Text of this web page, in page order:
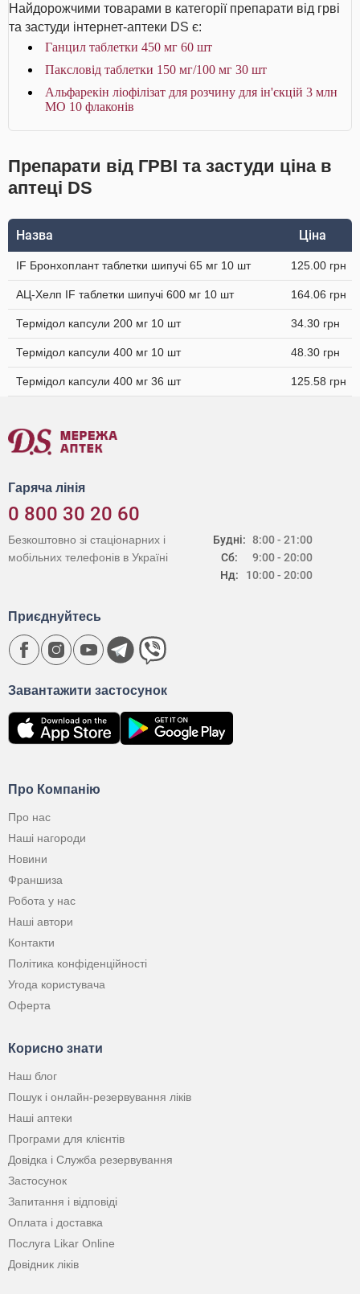
Найдорожчими товарами в категорії препарати від грві
та застуди інтернет-аптеки DS є:
Ганцил таблетки 450 мг 60 шт
Паксловід таблетки 150 мг/100 мг 30 шт
Альфарекін ліофілізат для розчину для ін'єкцій 3 млн
МО 10 флаконів
Препарати від ГРВІ та застуди ціна в
аптеці DS
Назва Ціна
IF Бронхоплант таблетки шипучі 65 мг 10 шт 125.00 грн
АЦ-Хелп IF таблетки шипучі 600 мг 10 шт 164.06 грн
Термідол капсули 200 мг 10 шт 34.30 грн
Термідол капсули 400 мг 10 шт 48.30 грн
Термідол капсули 400 мг 36 шт 125.58 грн
Гаряча лінія
0 800 30 20 60
Будні:
Сб:
Нд:
8:00 - 21:00
9:00 - 20:00
10:00 - 20:00
Безкоштовно зі стаціонарних і
мобільних телефонів в Україні
Про Компанію
Про нас
Наші нагороди
Новини
Франшиза
Робота у нас
Наші автори
Контакти
Політика конфіденційності
Угода користувача
Оферта
Корисно знати
Наш блог
Пошук і онлайн-резервування ліків
Наші аптеки
Програми для клієнтів
Довідка і Служба резервування
Застосунок
Запитання і відповіді
Оплата і доставка
Послуга Likar Online
Довідник ліків
Завантажити застосунок
Приєднуйтесь